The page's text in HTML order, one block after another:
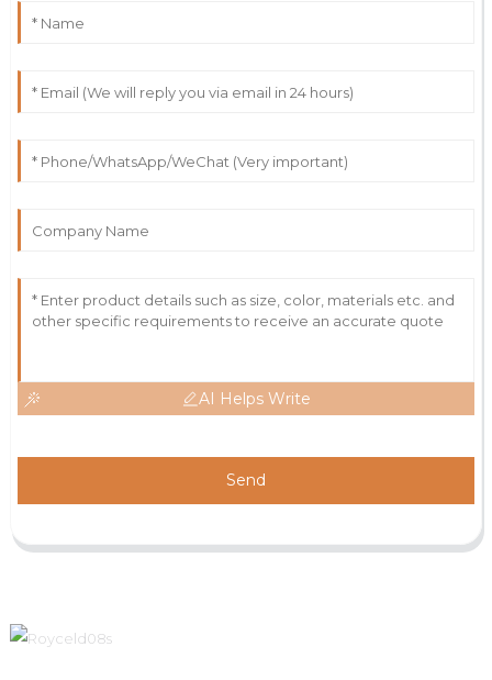
AI Helps Write
Send